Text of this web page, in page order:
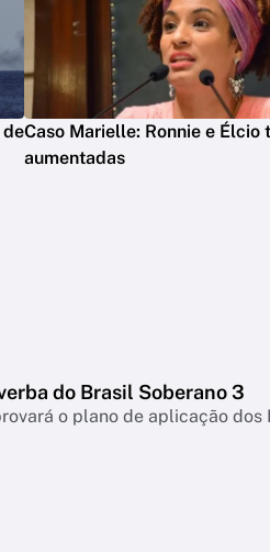
deCaso Marielle: Ronnie e Élcio
aumentadas
do Brasil Soberano 3
o plano de aplicação